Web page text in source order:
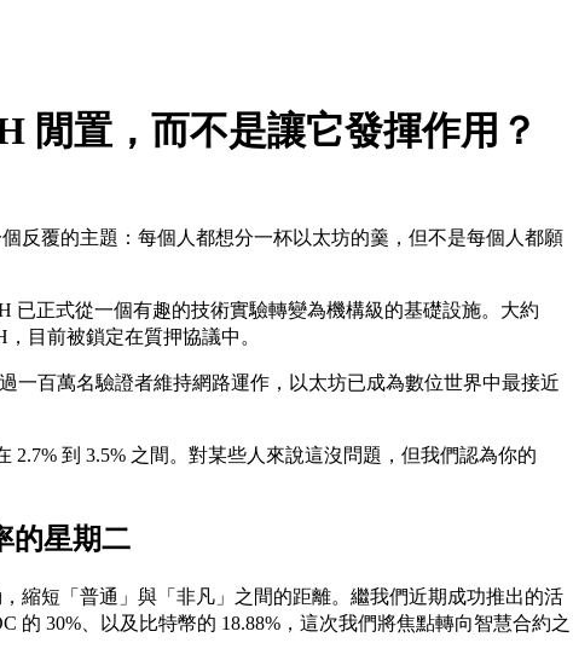
閒置，而不是讓它發揮作用？
反覆的主題：每個人都想分一杯以太坊的羹，但不是每個人都願
已正式從一個有趣的技術實驗轉變為機構級的基礎設施。大約
目前被鎖定在質押協議中。
一百萬名驗證者維持網路運作，以太坊已成為數位世界中最接近
2.7% 到 3.5% 之間。對某些人來說這沒問題，但我們認為你的
的星期二
縮短「普通」與「非凡」之間的距離。繼我們近期成功推出的活
的 30%、以及比特幣的 18.88%，這次我們將焦點轉向智慧合約之